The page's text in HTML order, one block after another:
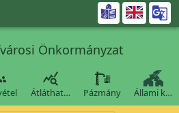

Önkormányzat

Átláthat… Pázmány Állami k…